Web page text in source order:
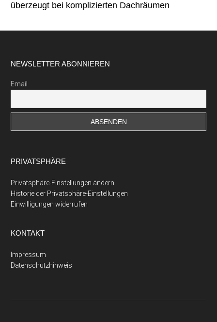
überzeugt bei komplizierten Dachräumen
Footer
NEWSLETTER ABONNIEREN
Email
PRIVATSPHÄRE
Privatsphäre-Einstellungen ändern
Historie der Privatsphäre-Einstellungen
Einwilligungen widerrufen
KONTAKT
Impressum
Datenschutzhinweis